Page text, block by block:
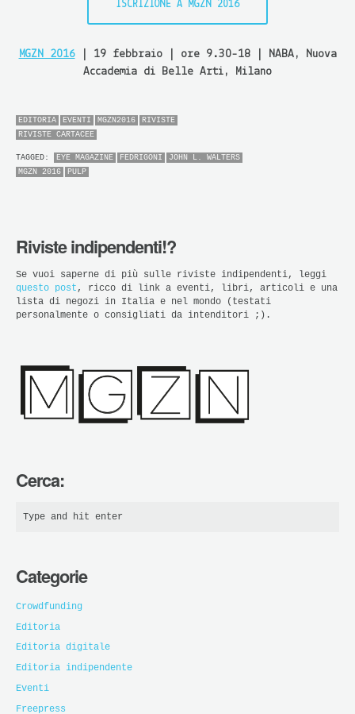
ISCRIZIONE A MGZN 2016
MGZN 2016| 19 febbraio | ore 9.30-18 | NABA, Nuova
Accademia di Belle Arti, Milano
EDITORIA EVENTI MGZN2016
RIVISTE
RIVISTE CARTACEE
TAGGED: EYE MAGAZINE FEDRIGONI
JOHN L. WALTERS
MGZN 2016
PULP
Riviste indipendenti!?
Se vuoi saperne di più sulle riviste indipendenti, leggi
questo post , ricco di link a eventi, libri, articoli e una
lista di negozi in Italia e nel mondo (testati
personalmente o consigliati da intenditori ;).
Cerca:
Categorie
Crowdfunding
Editoria
Editoria digitale
Editoria indipendente
Eventi
Freepress